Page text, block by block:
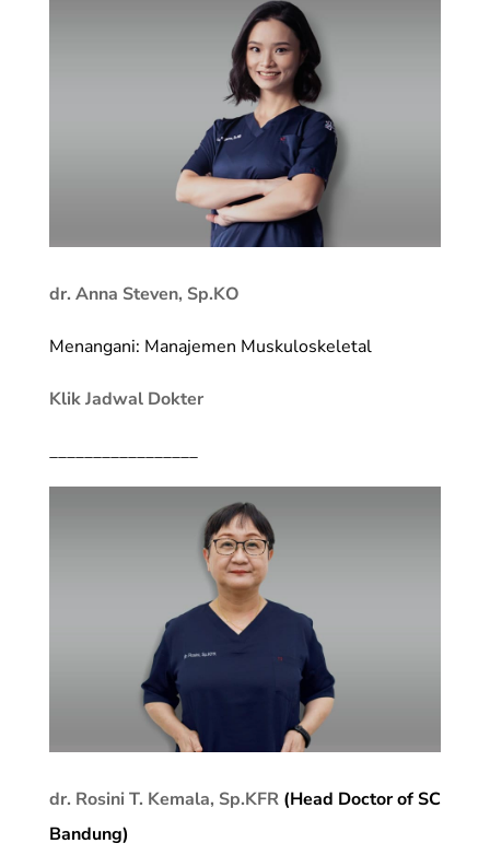
dr. Anna Steven, Sp.KO
Menangani: Manajemen Muskuloskeletal
Klik Jadwal Dokter
_________________
dr. Rosini T. Kemala, Sp.KFR(Head Doctor of SC
Bandung)